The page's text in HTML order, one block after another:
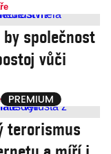
společnost
vůči
terorismus